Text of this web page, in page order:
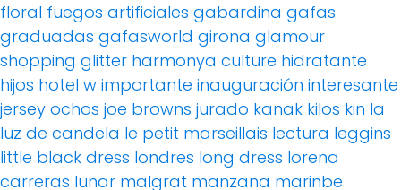
floral fuegos artificiales gabardina gafas
graduadas gafasworld girona glamour
shopping glitter harmonya culture hidratante
hijos hotel w importante inauguración interesante
jersey ochos joe browns jurado kanak kilos kin la
luz de candela le petit marseillais lectura leggins
little black dress londres long dress lorena
carreras lunar malgrat manzana marinbe